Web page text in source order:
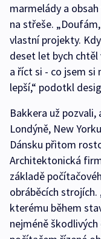
marmelády a
na střeše.
vlastní projekty.
deset let bych
a říct si - co jsem si
lepší,“ podotkl
Bakkera už
Londýně, New
Dánsku přitom
Architektonická
základě
obráběcích
kterému během
nejméně